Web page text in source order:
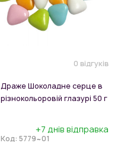
0 відгуків
Драже Шоколадне серце в
різнокольоровій глазурі 50 г
+7 днів відправка
Код: 5779~01